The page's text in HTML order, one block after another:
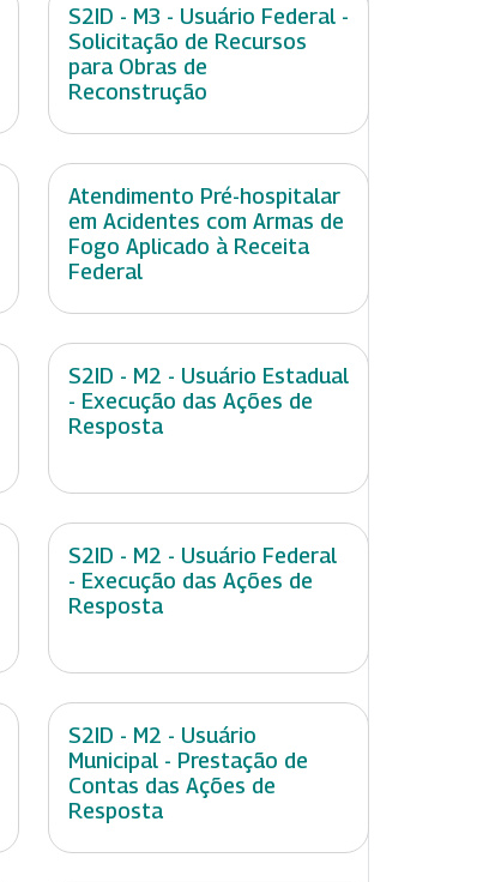
S2ID - M3 - Usuário Federal -
Solicitação de Recursos
para Obras de
Reconstrução
Atendimento Pré-hospitalar
em Acidentes com Armas de
Fogo Aplicado à Receita
Federal
S2ID - M2 - Usuário Estadual
- Execução das Ações de
Resposta
S2ID - M2 - Usuário Federal
- Execução das Ações de
Resposta
S2ID - M2 - Usuário
Municipal - Prestação de
Contas das Ações de
Resposta